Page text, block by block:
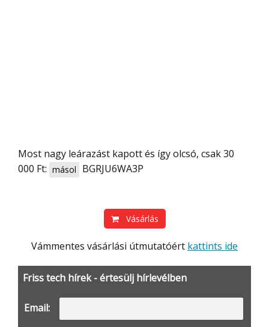
Most nagy leárazást kapott és így olcsó, csak 30
000 Ft: másol BGRJU6WA3P
Vásárlás
Vámmentes vásárlási útmutatóért kattints ide
Friss tech hírek - értesülj hírlevélben
Email: